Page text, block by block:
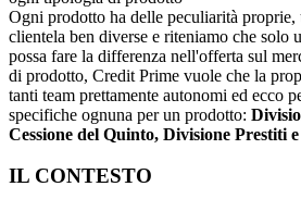
Ogni prodotto ha delle peculiarità proprie,
clientela ben diverse e riteniamo che solo
possa fare la differenza nell'offerta sul
di prodotto, Credit Prime vuole che la
tanti team prettamente autonomi ed ecco
specifiche ognuna per un prodotto:
Cessione del Quinto, Divisione Prestiti
IL CONTESTO